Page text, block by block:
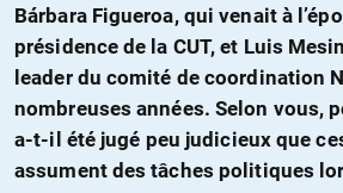
Bárbara Figueroa, qui venait à
présidence de la CUT, et Luis
leader du comité de coordination
nombreuses années. Selon vous,
a-t-il été jugé peu judicieux que
assument des tâches politiques